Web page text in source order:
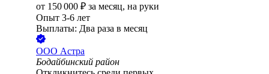
от 150 000 ₽ за месяц, на руки
Опыт 3-6 лет
Выплаты: Два раза в месяц
ООО Астра
Бодайбинский район